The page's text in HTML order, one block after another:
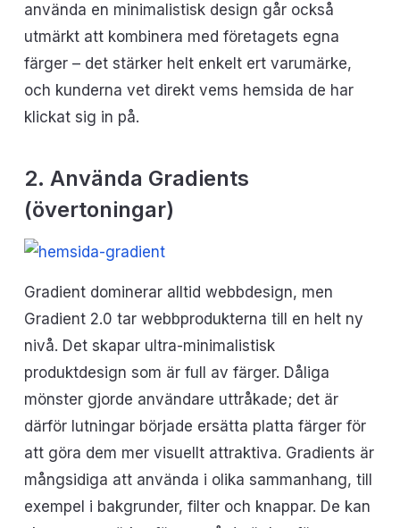
använda en minimalistisk design går också
utmärkt att kombinera med företagets egna
färger – det stärker helt enkelt ert varumärke,
och kunderna vet direkt vems hemsida de har
klickat sig in på.
2. Använda Gradients
(övertoningar)
Gradient dominerar alltid webbdesign, men
Gradient 2.0 tar webbprodukterna till en helt ny
nivå. Det skapar ultra-minimalistisk
produktdesign som är full av färger. Dåliga
mönster gjorde användare uttråkade; det är
därför lutningar började ersätta platta färger för
att göra dem mer visuellt attraktiva. Gradients är
mångsidiga att använda i olika sammanhang, till
exempel i bakgrunder, filter och knappar. De kan